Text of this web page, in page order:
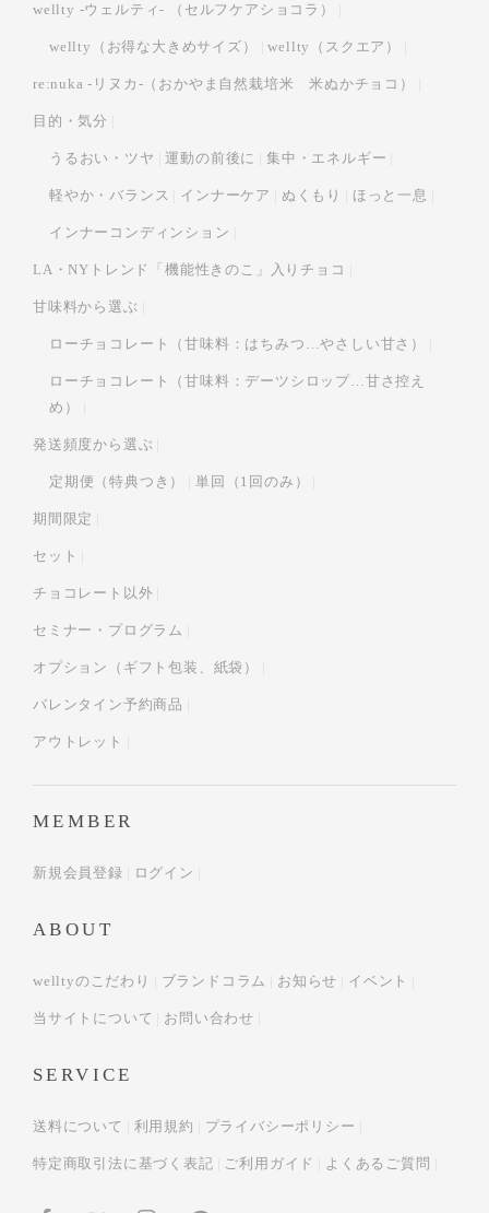
wellty -ウェルティ- （セルフケアショコラ）
wellty（お得な大きめサイズ） wellty（スクエア）
re:nuka -リヌカ-（おかやま自然栽培米 米ぬかチョコ）
目的・気分
うるおい・ツヤ 運動の前後に 集中・エネルギー
軽やか・バランス インナーケア ぬくもり ほっと一息
インナーコンディンション
LA・NYトレンド「機能性きのこ」入りチョコ
甘味料から選ぶ
ローチョコレート（甘味料：はちみつ…やさしい甘さ）
ローチョコレート（甘味料：デーツシロップ…甘さ控え
め）
発送頻度から選ぶ
定期便（特典つき） 単回（1回のみ）
期間限定
セット
チョコレート以外
セミナー・プログラム
オプション（ギフト包装、紙袋）
バレンタイン予約商品
アウトレット
MEMBER
新規会員登録 ログイン
ABOUT
welltyのこだわり ブランドコラム お知らせ イベント
当サイトについて お問い合わせ
SERVICE
送料について 利用規約 プライバシーポリシー
特定商取引法に基づく表記 ご利用ガイド よくあるご質問